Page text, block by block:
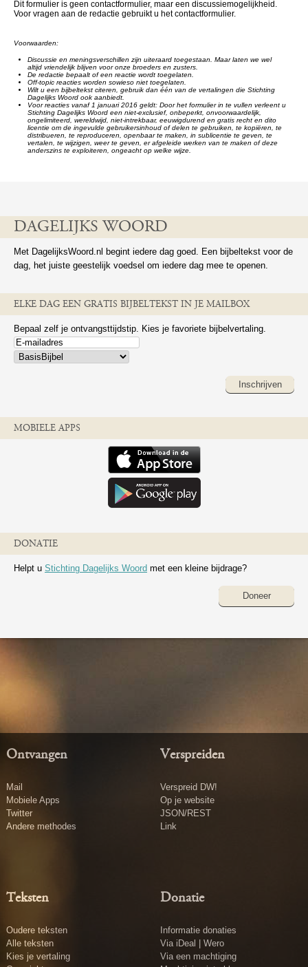
Dit formulier is geen contactformulier, maar een discussiemogelijkheid.
Voor vragen aan de redactie gebruikt u het contactformulier.
Voorwaarden:
Discussie en meningsverschillen zijn uiteraard toegestaan. Maar laten we wel
altijd vriendelijk blijven voor onze broeders en zusters.
De redactie bepaalt of een reactie wordt toegelaten.
Off-topic reacties worden sowieso niet toegelaten.
Wilt u een bijbeltekst citeren, gebruik dan één van de vertalingen die Stichting
Dagelijks Woord ook aanbiedt.
Voor reacties vanaf 1 januari 2016 geldt: Door het formulier in te vullen verleent u
Stichting Dagelijks Woord een niet-exclusief, onbeperkt, onvoorwaardelijk,
ongelimiteerd, wereldwijd, niet-intrekbaar, eeuwigdurend en gratis recht en dito
licentie om de ingevulde gebruikersinhoud of delen te gebruiken, te kopiëren, te
distribueren, te reproduceren, openbaar te maken, in sublicentie te geven, te
vertalen, te wijzigen, weer te geven, er afgeleide werken van te maken of deze
anderszins te exploiteren, ongeacht op welke wijze.
DAGELIJKS WOORD
Met DagelijksWoord.nl begint iedere dag goed. Een bijbeltekst voor de
dag, het juiste geestelijk voedsel om iedere dag mee te openen.
ELKE DAG EEN GRATIS BIJBELTEKST IN JE MAILBOX
Bepaal zelf je ontvangsttijdstip. Kies je favoriete bijbelvertaling.
Inschrijven
MOBIELE APPS
DONATIE
Helpt u Stichting Dagelijks Woord met een kleine bijdrage?
Doneer
Ontvangen
Mail
Mobiele Apps
Twitter
Andere methodes
Verspreiden
Verspreid DW!
Op je website
JSON/REST
Link
Teksten
Oudere teksten
Alle teksten
Kies je vertaling
Donatie
Informatie donaties
Via iDeal | Wero
Via een machtiging